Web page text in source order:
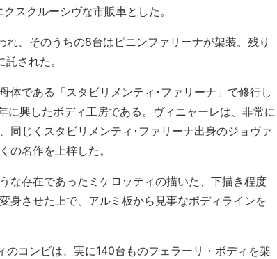
スクルーシヴな市販車とした。
、そのうちの8台はピニンファリーナが架装。残り
された。
体である「スタビリメンティ･ファリーナ」で修行し
に興したボディ工房である。ヴィニャーレは、非常に
同じくスタビリメンティ･ファリーナ出身のジョヴァ
の名作を上梓した。
な存在であったミケロッティの描いた、下描き程度
身させた上で、アルミ板から見事なボディラインを
コンビは、実に140台ものフェラーリ・ボディを架